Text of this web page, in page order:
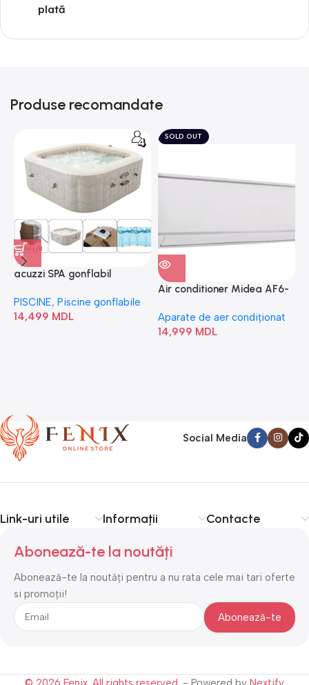
plată
Produse recomandate
acuzzi SPA gonflabil
Bubble” 28446
PISCINE, Piscine gonflabile
14,499 MDL
SOLD OUT
Air conditioner Midea AF6-
Aparate de aer condiționat
14,999 MDL
Social Media
Link-uri utile Informații Contacte
Abonează-te la noutăți
Abonează-te la noutăți pentru a nu rata cele mai tari oferte
si promoții!